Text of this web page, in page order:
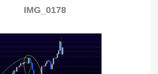
IMG_0178